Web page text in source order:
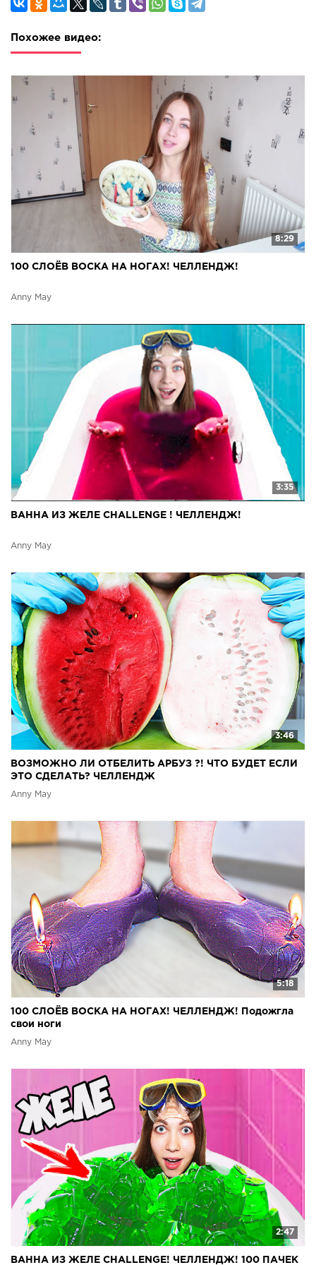
снимать этот челлендж, надеюсь вы его оцените. Многие
Челлендж! ВЫЗОВ ПРИНЯТ", Julia Pushman " 100 слоев
помады на губах", LizzzTVshow " 100 СЛОЕВ ВОСКА НА
iPhone 7 ЭПИК", Интересный Фикус "ЧТО БУДЕТ ЕСЛИ
ОБКЛЕИТЬ МАШИНУ СВЕТОДИОДНОЙ ЛЕНТОЙ ! | 100
СЛОЕВ СВЕТОДИОДОВ | ТЮНИНГ DIY", Theo Blade " Тату
на ЖОПЕ?! 100 Слоев Презервативов. Моя БАБУШКА
больше не играет?", JackBelozerov " ПРАНК ПЕСНЕЙ в
100 СЛОЯХ ВОСКА (залог успеха) - MTV НЕ СНИЛОСЬ
#144",
Похожее видео:
8:29
100 СЛОЁВ ВОСКА НА НОГАХ! ЧЕЛЛЕНДЖ!
Anny May
3:35
ВАННА ИЗ ЖЕЛЕ CHALLENGE ! ЧЕЛЛЕНДЖ!
Anny May
3:46
ВОЗМОЖНО ЛИ ОТБЕЛИТЬ АРБУЗ ?! ЧТО БУДЕТ ЕСЛИ
ЭТО СДЕЛАТЬ? ЧЕЛЛЕНДЖ
Anny May
5:18
100 СЛОЁВ ВОСКА НА НОГАХ! ЧЕЛЛЕНДЖ! Подожгла
свои ноги
Anny May
2:47
ВАННА ИЗ ЖЕЛЕ CHALLENGE! ЧЕЛЛЕНДЖ! 100 ПАЧЕК